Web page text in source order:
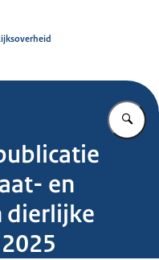
en
dierlijke